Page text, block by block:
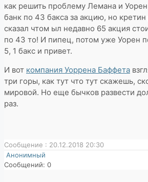
как решить проблему Лемана и
банк по 43 бакса за акцию, но кретин
сказал чтом ыл недавно 65 акция
по 43 то! И пипец, потом уже Уорен
5, 1 бакс и привет.
И вот компания Уоррена Баффета
три горы, как тут что тут скажешь,
мировой. Но еще бычков развести
раз.
Сообщение : 20.12.2018 20:30
Анонимный
Сообщений: 0